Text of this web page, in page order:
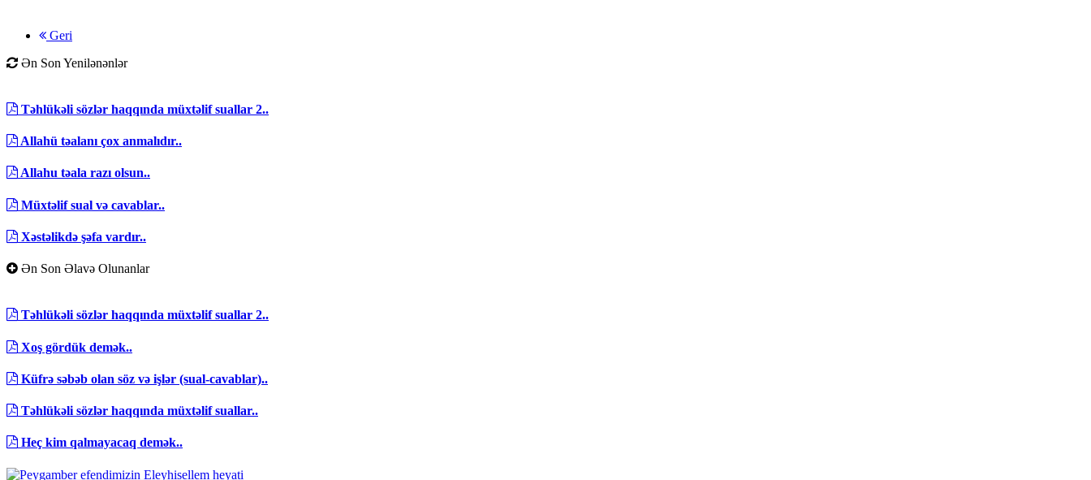
Geri
Ən Son Yenilənənlər
Təhlükəli sözlər haqqında müxtəlif suallar 2..
Allahü təalanı çox anmalıdır..
Allahu təala razı olsun..
Müxtəlif sual və cavablar..
Xəstəlikdə şəfa vardır..
Ən Son Əlavə Olunanlar
Təhlükəli sözlər haqqında müxtəlif suallar 2..
Xoş gördük demək..
Küfrə səbəb olan söz və işlər (sual-cavablar)..
Təhlükəli sözlər haqqında müxtəlif suallar..
Heç kim qalmayacaq demək..